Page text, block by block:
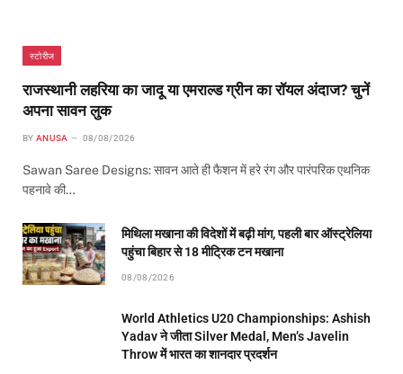
स्टोरीज
राजस्थानी लहरिया का जादू या एमराल्ड ग्रीन का रॉयल अंदाज? चुनें
अपना सावन लुक
BY ANUSA 08/08/2026
Sawan Saree Designs: सावन आते ही फैशन में हरे रंग और पारंपरिक एथनिक
पहनावे की…
मिथिला मखाना की विदेशों में बढ़ी मांग, पहली बार ऑस्ट्रेलिया
पहुंचा बिहार से 18 मीट्रिक टन मखाना
08/08/2026
World Athletics U20 Championships: Ashish
Yadav ने जीता Silver Medal, Men’s Javelin
Throw में भारत का शानदार प्रदर्शन